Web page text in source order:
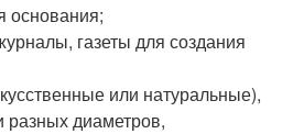
основания;
газеты для создания
или натуральные),
разных диаметров,